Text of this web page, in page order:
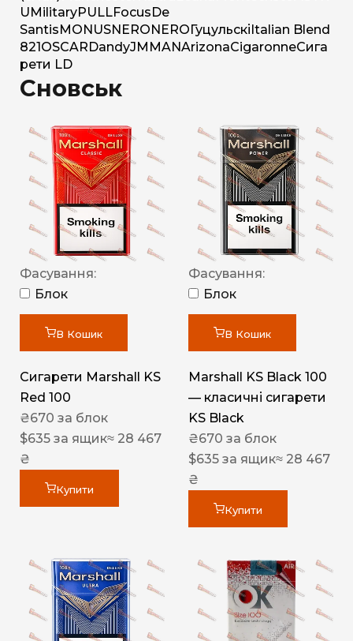
U MilitaryPULLFocus De
Santis MONUSNERO NERO Гуцульскі Italian Blend
821 OSCAR DandyJM MANArizonaCigaronneСига
рети LD
Сновськ
Фасування:
Блок
В Кошик
Сигарети Marshall KS
Red 100
₴670 за блок
$635 за ящик≈ 28 467
₴
Купити
Фасування:
Блок
В Кошик
Marshall KS Black 100
— класичні сигарети
KS Black
₴670 за блок
$635 за ящик≈ 28 467
₴
Купити